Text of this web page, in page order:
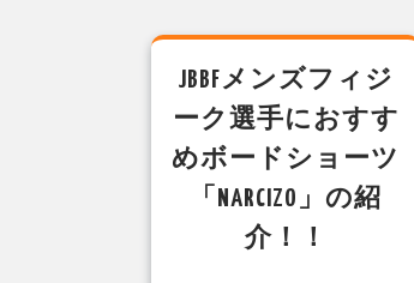
JBBFメンズフィジ
ーク選手におすす
めボードショーツ
「NARCIZO」の紹
介！！